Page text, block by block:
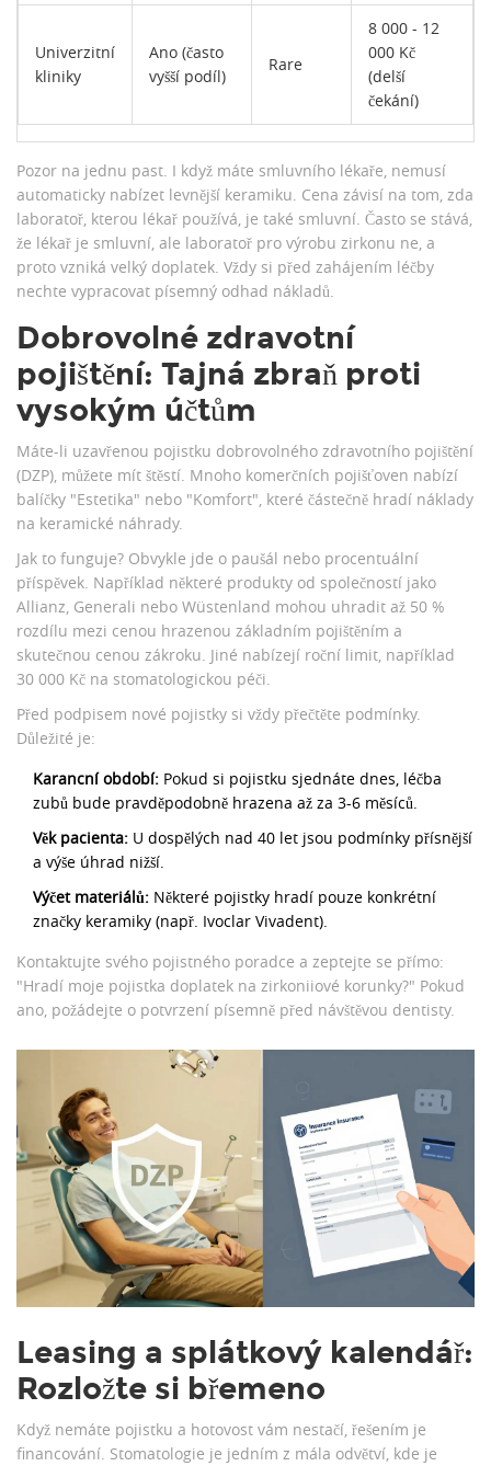
Univerzitní
kliniky
Ano (často
vyšší podíl)
Rare
8 000 - 12
000 Kč
(delší
čekání)
Pozor na jednu past. I když máte smluvního lékaře, nemusí
automaticky nabízet levnější keramiku. Cena závisí na tom, zda
laboratoř, kterou lékař používá, je také smluvní. Často se stává,
že lékař je smluvní, ale laboratoř pro výrobu zirkonu ne, a
proto vzniká velký doplatek. Vždy si před zahájením léčby
nechte vypracovat písemný odhad nákladů.
Dobrovolné zdravotní
pojištění: Tajná zbraň proti
vysokým účtům
Máte-li uzavřenou pojistku dobrovolného zdravotního pojištění
(DZP), můžete mít štěstí. Mnoho komerčních pojišťoven nabízí
balíčky "Estetika" nebo "Komfort", které částečně hradí náklady
na keramické náhrady.
Jak to funguje? Obvykle jde o paušál nebo procentuální
příspěvek. Například některé produkty od společností jako
Allianz, Generali nebo Wüstenland mohou uhradit až 50 %
rozdílu mezi cenou hrazenou základním pojištěním a
skutečnou cenou zákroku. Jiné nabízejí roční limit, například
30 000 Kč na stomatologickou péči.
Před podpisem nové pojistky si vždy přečtěte podmínky.
Důležité je:
Karancní období: Pokud si pojistku sjednáte dnes, léčba
zubů bude pravděpodobně hrazena až za 3-6 měsíců.
Věk pacienta: U dospělých nad 40 let jsou podmínky přísnější
a výše úhrad nižší.
Výčet materiálů: Některé pojistky hradí pouze konkrétní
značky keramiky (např. Ivoclar Vivadent).
Kontaktujte svého pojistného poradce a zeptejte se přímo:
"Hradí moje pojistka doplatek na zirkoniiové korunky?" Pokud
ano, požádejte o potvrzení písemně před návštěvou dentisty.
Leasing a splátkový kalendář:
Rozložte si břemeno
Když nemáte pojistku a hotovost vám nestačí, řešením je
financování. Stomatologie je jedním z mála odvětví, kde je